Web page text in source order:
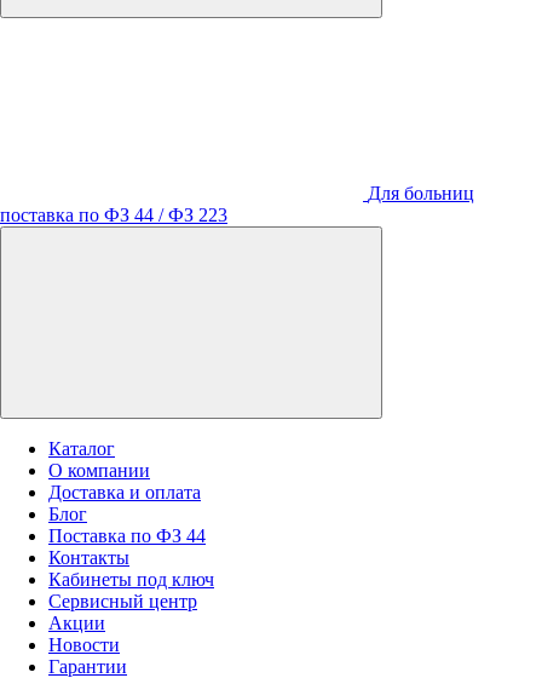
Для больниц
поставка по ФЗ 44 / ФЗ 223
Каталог
О компании
Доставка и оплата
Блог
Поставка по ФЗ 44
Контакты
Кабинеты под ключ
Сервисный центр
Акции
Новости
Гарантии